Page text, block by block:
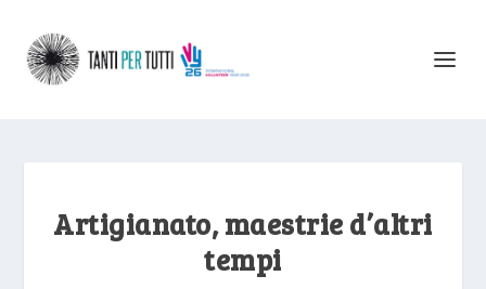
Artigianato, maestrie d’altri
tempi